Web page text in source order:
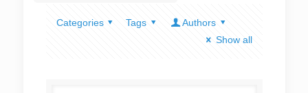
Categories Tags
Authors
Show all